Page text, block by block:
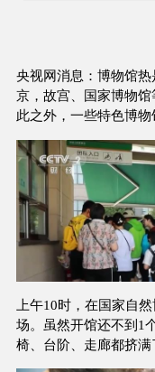
央视网消息： 博物馆热
京，故宫、国家博物
此之外，一些特色博物
上午10时，在国家自
场。虽然开馆还不到1
椅、台阶、走廊都挤满